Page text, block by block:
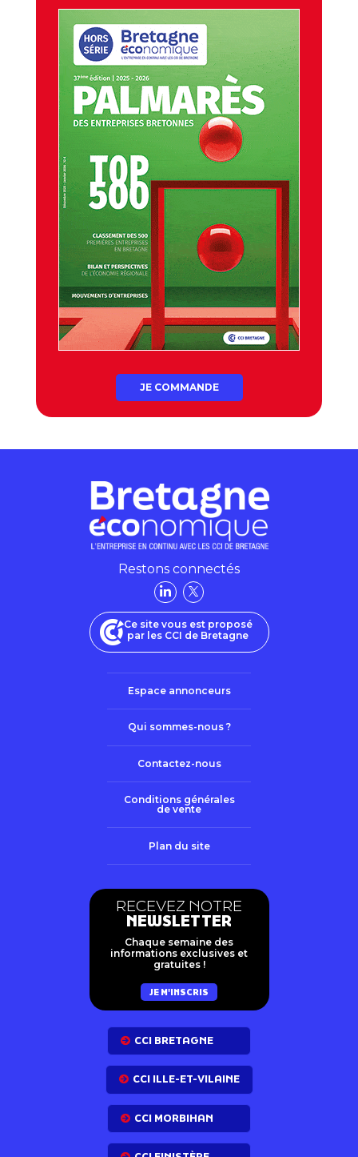
JE COMMANDE
Restons connectés
Ce site vous est proposé
par les CCI de Bretagne
Espace annonceurs
Qui sommes-nous ?
Contactez-nous
Conditions générales
de vente
Plan du site
RECEVEZ NOTRE
NEWSLETTER
Chaque semaine des
informations exclusives et
gratuites !
JE M'INSCRIS
CCI BRETAGNE
CCI ILLE-ET-VILAINE
CCI MORBIHAN